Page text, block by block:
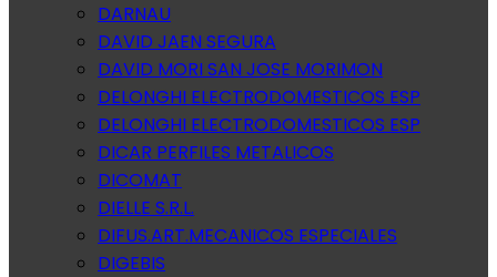
DARNAU
DAVID JAEN SEGURA
DAVID MORI SAN JOSE MORIMON
DELONGHI ELECTRODOMESTICOS ESP
DELONGHI ELECTRODOMESTICOS ESP
DICAR PERFILES METALICOS
DICOMAT
DIELLE S.R.L.
DIFUS.ART.MECANICOS ESPECIALES
DIGEBIS